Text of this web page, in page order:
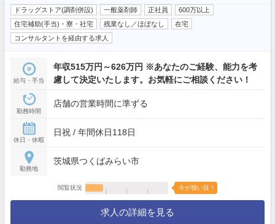
ドラッグストア(調剤併設) 一般薬剤師 正社員
600万以上
住宅補助(手当)・寮・社宅
残業なし／ほぼなし
在宅
コンサルタントを経由する求人
給与・手当
年収515万円～626万円 ※あなたのご経験、能力を考
慮して決定いたします。お気軽にご相談ください！
勤務時間
店舗の営業時間に準ずる
休日・休暇
日祝 / 年間休日118日
勤務地
茨城県つくばみらい市
閲覧状況 今が狙い目！
求人の詳細を見る